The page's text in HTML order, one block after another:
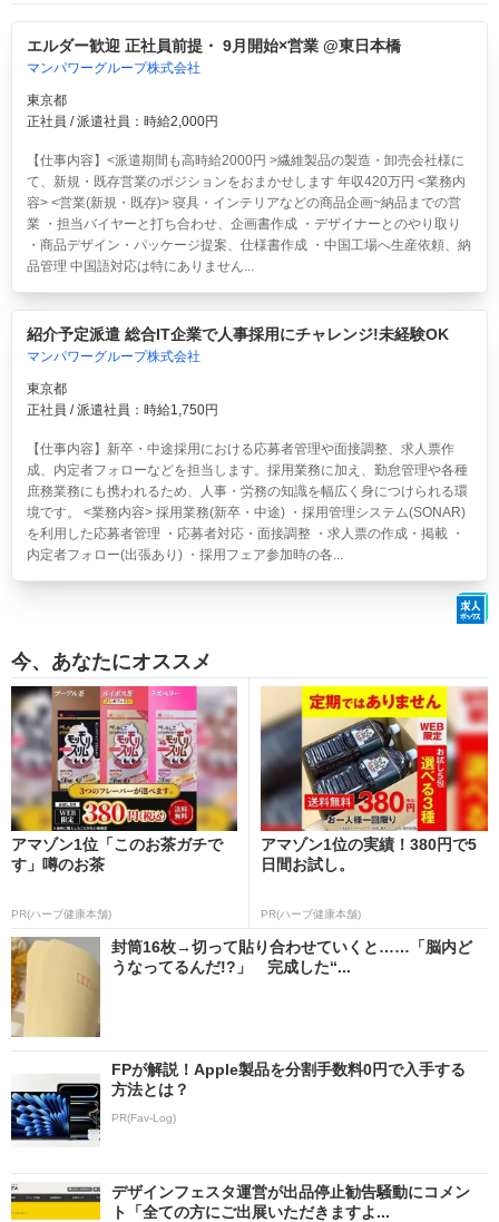
エルダー歓迎 正社員前提・ 9月開始×営業 @東日本橋
マンパワーグループ株式会社
東京都
正社員 / 派遣社員：時給2,000円
【仕事内容】<派遣期間も高時給2000円 >繊維製品の製造・卸売会社様に
て、新規・既存営業のポジションをおまかせします 年収420万円 <業務内
容> <営業(新規・既存)> 寝具・インテリアなどの商品企画~納品までの営
業 ・担当バイヤーと打ち合わせ、企画書作成 ・デザイナーとのやり取り
・商品デザイン・パッケージ提案、仕様書作成 ・中国工場へ生産依頼、納
品管理 中国語対応は特にありません...
紹介予定派遣 総合IT企業で人事採用にチャレンジ!未経験OK
マンパワーグループ株式会社
東京都
正社員 / 派遣社員：時給1,750円
【仕事内容】新卒・中途採用における応募者管理や面接調整、求人票作
成、内定者フォローなどを担当します。採用業務に加え、勤怠管理や各種
庶務業務にも携われるため、人事・労務の知識を幅広く身につけられる環
境です。 <業務内容> 採用業務(新卒・中途) ・採用管理システム(SONAR)
を利用した応募者管理 ・応募者対応・面接調整 ・求人票の作成・掲載 ・
内定者フォロー(出張あり) ・採用フェア参加時の各...
今、あなたにオススメ
アマゾン1位「このお茶ガチで
す」噂のお茶
PR(ハーブ健康本舗)
アマゾン1位の実績！380円で5
日間お試し。
PR(ハーブ健康本舗)
封筒16枚→切って貼り合わせていくと……「脳内ど
うなってるんだ!?」 完成した“...
FPが解説！Apple製品を分割手数料0円で入手する
方法とは？
PR(Fav-Log)
デザインフェスタ運営が出品停止勧告騒動にコメン
ト「全ての方にご出展いただきますよ...